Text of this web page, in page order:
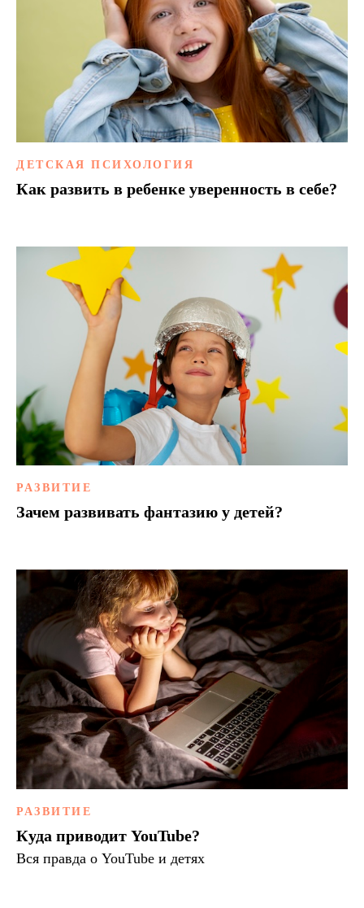
ДЕТСКАЯ ПСИХОЛОГИЯ
Как развить в ребенке уверенность в себе?
РАЗВИТИЕ
Зачем развивать фантазию у детей?
РАЗВИТИЕ
Куда приводит YouTube?
Вся правда о YouTube и детях